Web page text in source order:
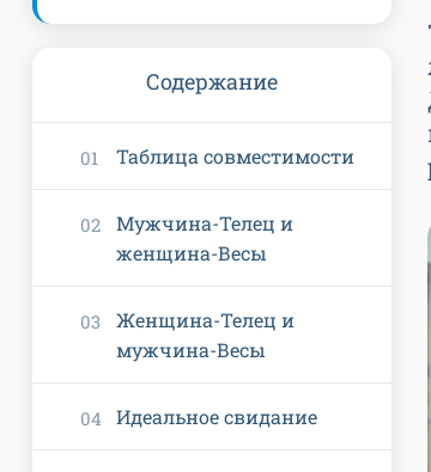
Содержание
Таблица совместимости
Мужчина-Телец и
женщина-Весы
Женщина-Телец и
мужчина-Весы
Идеальное свидание